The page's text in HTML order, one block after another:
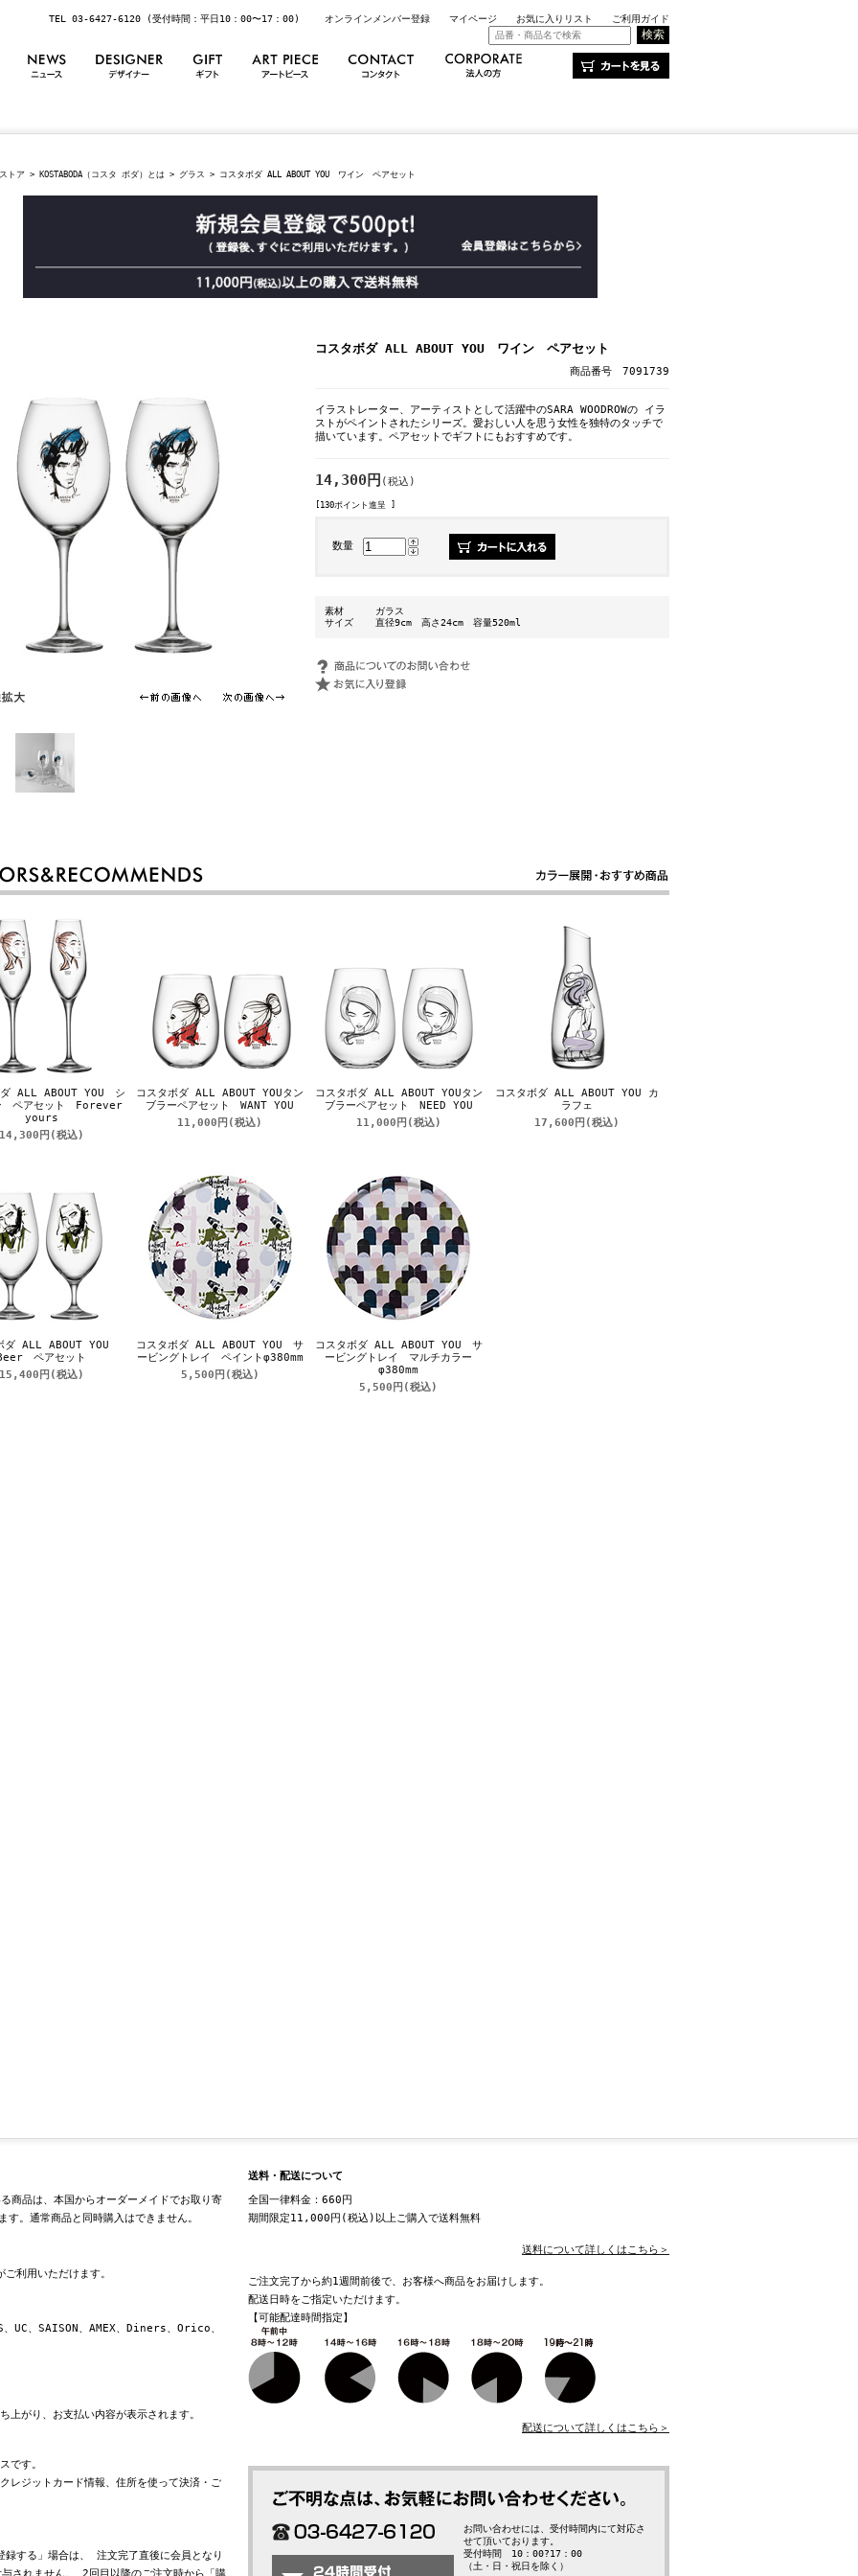
TEL 03-6427-6120 (受付時間：平日10：00〜17：00) オンラインメンバー登録 マイページ お気に入りリスト ご利用ガイド
トア > KOSTABODA（コスタ ボダ）とは > グラス > コスタボダ ALL ABOUT YOU ワイン ペアセット
コスタボダ ALL ABOUT YOU ワイン ペアセット
商品番号 7091739
イラストレーター、アーティストとして活躍中のSARA WOODROWの イラ
ストがペイントされたシリーズ。愛おしい人を思う女性を独特のタッチで
描いています。ペアセットでギフトにもおすすめです。
14,300円 (税込)
[130ポイント進呈 ]
数量
素材
ガラス
サイズ
直径9cm 高さ24cm 容量520ml
ダ ALL ABOUT YOU シ
ペアセット Forever
yours
円 (税込)
コスタボダ ALL ABOUT YOUタン
ブラーペアセット WANT YOU
11,000円 (税込)
コスタボダ ALL ABOUT YOUタン
ブラーペアセット NEED YOU
11,000円 (税込)
コスタボダ ALL ABOUT YOU カ
ラフェ
17,600円 (税込)
ダ ALL ABOUT YOU
ペアセット
円 (税込)
コスタボダ ALL ABOUT YOU サ
ービングトレイ ペイントφ380mm
5,500円 (税込)
コスタボダ ALL ABOUT YOU サ
ービングトレイ マルチカラー
φ380mm
5,500円 (税込)
商品は、本国からオーダーメイドでお取り寄
。通常商品と同時購入はできません。
利用いただけます。
UC、SAISON、AMEX、Diners、Orico、
がり、お支払い内容が表示されます。
です。
レジットカード情報、住所を使って決済・ご
する」場合は、 注文完了直後に会員となり
送料・配送について
全国一律料金：660円
期間限定11,000円(税込)以上ご購入で送料無料
送料について詳しくはこちら＞
ご注文完了から約1週間前後で、お客様へ商品をお届けします。
配送日時をご指定いただけます。
【可能配達時間指定】
配送について詳しくはこちら＞
お問い合わせには、受付時間内にて対応さ
せて頂いております。
受付時間 10：00?17：00
（土・日・祝日を除く）